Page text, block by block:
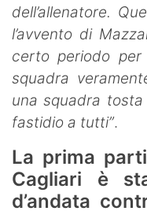
dell’allenatore.
l’avvento di
certo periodo
squadra
una squadra
fastidio a tutti”.
La prima
Cagliari è
d’andata